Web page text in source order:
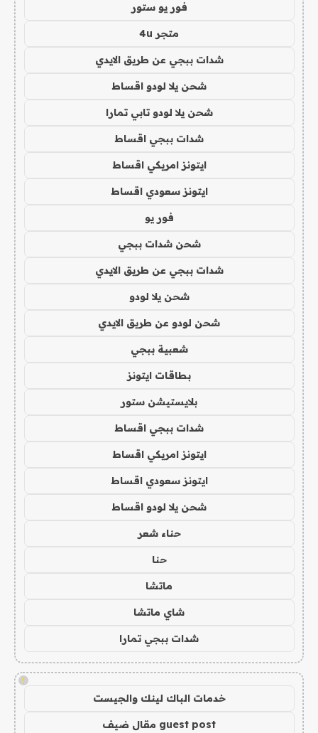
فور يو ستور
متجر 4u
شدات ببجي عن طريق الايدي
شحن يلا لودو اقساط
شحن يلا لودو تابي تمارا
شدات ببجي اقساط
ايتونز امريكي اقساط
ايتونز سعودي اقساط
فور يو
شحن شدات ببجي
شدات ببجي عن طريق الايدي
شحن يلا لودو
شحن لودو عن طريق الايدي
شعبية ببجي
بطاقات ايتونز
بلايستيشن ستور
شدات ببجي اقساط
ايتونز امريكي اقساط
ايتونز سعودي اقساط
شحن يلا لودو اقساط
حناء شعر
حنا
ماتشا
شاي ماتشا
شدات ببجي تمارا
!
خدمات الباك لينك والجيست
guest post مقال ضيف